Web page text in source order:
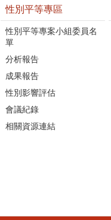
性別平等專區
性別平等專案小組委員名
單
分析報告
成果報告
性別影響評估
會議紀錄
相關資源連結